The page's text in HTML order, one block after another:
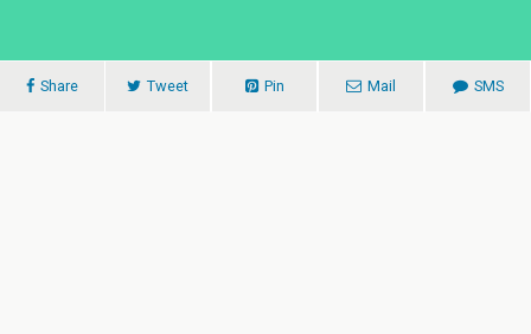
Share Tweet Pin Mail SMS